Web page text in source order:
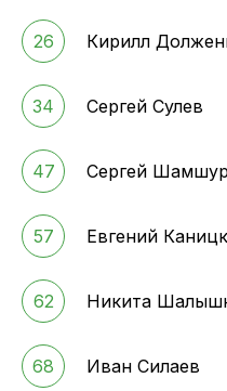
26 Кирилл
34 Сергей Сулев
47 Сергей
57 Евгений
62 Никита
68 Иван Силаев